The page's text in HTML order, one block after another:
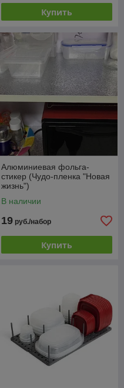
Купить
Алюминиевая фольга-
стикер (Чудо-пленка "Новая
жизнь")
В наличии
19 руб./набор
Купить